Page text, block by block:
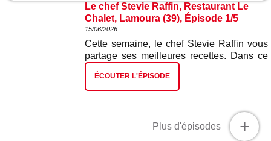
Le chef Stevie Raffin, Restaurant Le
Chalet, Lamoura (39), Épisode 1/5
15/06/2026
Cette semaine, le chef Stevie Raffin vous
partage ses meilleures recettes. Dans ce
premier épisode : pizza Gextrême à la
poire et bleu de Gex.
ÉCOUTER L'ÉPISODE
+
Plus d'épisodes